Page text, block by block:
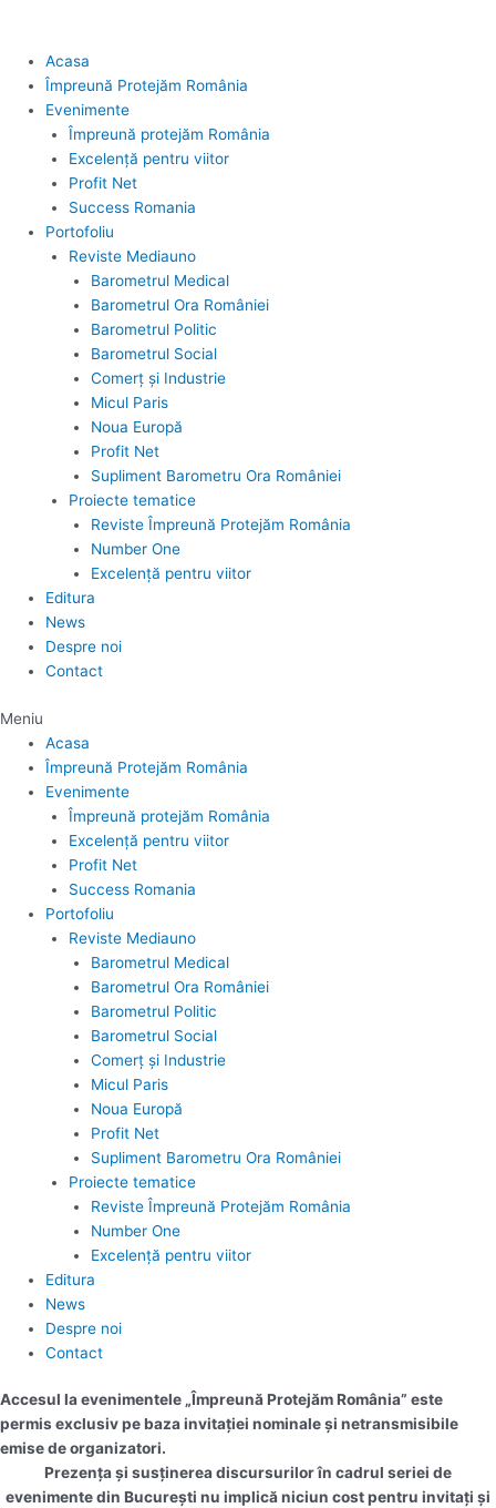
Acasa
Împreună Protejăm România
Evenimente
Împreună protejăm România
Excelență pentru viitor
Profit Net
Success Romania
Portofoliu
Reviste Mediauno
Barometrul Medical
Barometrul Ora României
Barometrul Politic
Barometrul Social
Comerț și Industrie
Micul Paris
Noua Europă
Profit Net
Supliment Barometru Ora României
Proiecte tematice
Reviste Împreună Protejăm România
Number One
Excelență pentru viitor
Editura
News
Despre noi
Contact
Meniu
Acasa
Împreună Protejăm România
Evenimente
Împreună protejăm România
Excelență pentru viitor
Profit Net
Success Romania
Portofoliu
Reviste Mediauno
Barometrul Medical
Barometrul Ora României
Barometrul Politic
Barometrul Social
Comerț și Industrie
Micul Paris
Noua Europă
Profit Net
Supliment Barometru Ora României
Proiecte tematice
Reviste Împreună Protejăm România
Number One
Excelență pentru viitor
Editura
News
Despre noi
Contact
Accesul la evenimentele „Împreună Protejăm România” este
permis exclusiv pe baza invitației nominale și netransmisibile
emise de organizatori.
Prezența și susținerea discursurilor în cadrul seriei de
evenimente din București nu implică niciun cost pentru invitați și